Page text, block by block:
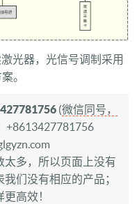
光器，光信号调制采用
。
(微信同号，
+8613427781756
太多，所以页面上没有
们没有相应的产品；
高效！